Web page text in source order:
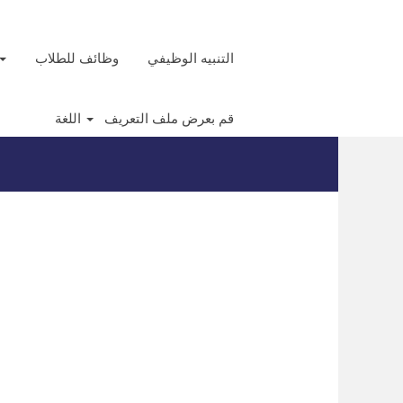
وظائف للطلاب التنبيه الوظيفي
قم بعرض ملف التعريف